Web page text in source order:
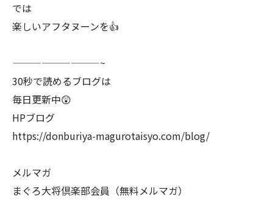
では
楽しいアフタヌーンを👍
—————————~
30秒で読めるブログは
毎日更新中😲
HPブログ
https://donburiya-magurotaisyo.com/blog/
メルマガ
まぐろ大将倶楽部会員（無料メルマガ）